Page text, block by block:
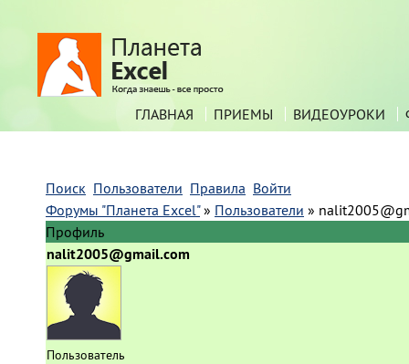
ГЛАВНАЯ ПРИЕМЫ ВИДЕОУРОКИ
Поиск Пользователи Правила Войти
Форумы "Планета Excel" » Пользователи »
Профиль
nalit2005@gmail.com
Пользователь